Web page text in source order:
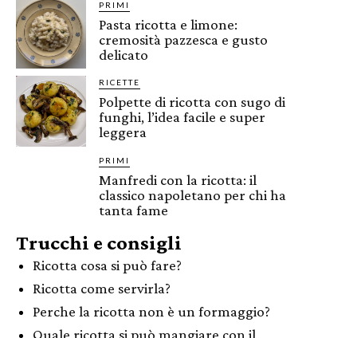
PRIMI
Pasta ricotta e limone:
cremosità pazzesca e gusto
delicato
RICETTE
Polpette di ricotta con sugo di
funghi, l’idea facile e super
leggera
PRIMI
Manfredi con la ricotta: il
classico napoletano per chi ha
tanta fame
Trucchi e consigli
Ricotta cosa si può fare?
Ricotta come servirla?
Perche la ricotta non è un formaggio?
Quale ricotta si può mangiare con il